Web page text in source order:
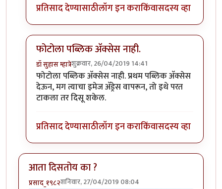
प्रतिसाद देण्यासाठीलॉग इन कराकिंवासदस्य व्हा
फोटोला पब्लिक अ‍ॅक्सेस नाही.
डॉ सुहास म्हात्रेशुक्रवार, 26/04/2019 14:41
In reply to(No subject)byप्रसाद_१९८२
फोटोला पब्लिक अ‍ॅक्सेस नाही. प्रथम पब्लिक अ‍ॅक्सेस
देऊन, मग त्याचा इमेज अ‍ॅड्रेस वापरून, तो इथे परत
टाकला तर दिसू शकेल.
प्रतिसाद देण्यासाठीलॉग इन कराकिंवासदस्य व्हा
आता दिसतोय का ?
प्रसाद_१९८२शनिवार, 27/04/2019 08:04